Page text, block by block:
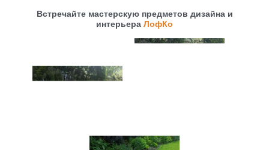
Встречайте мастерскую предметов дизайна и
интерьера ЛофКо